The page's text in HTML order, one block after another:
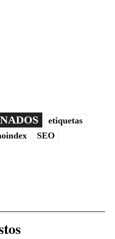
etiquetas
SEO